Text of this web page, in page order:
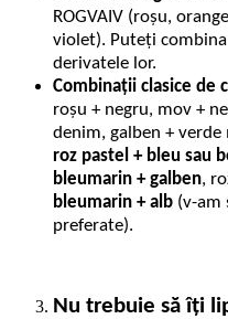
ROGVAIV (roșu,
violet). Puteți
derivatele lor.
Combinații clasice de
roșu + negru, mov +
denim, galben +
roz pastel + bleu sau
bleumarin + galben,
bleumarin + alb (v-am
preferate).
Nu trebuie să îți